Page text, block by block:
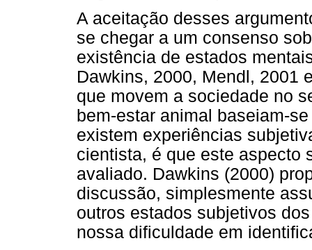
A aceitação desses
se chegar a um consenso
existência de estados
Dawkins, 2000, Mendl, 2001
que movem a sociedade no
bem-estar animal baseiam-
existem experiências
cientista, é que este aspecto
avaliado. Dawkins (2000)
discussão, simplesmente
outros estados subjetivos
nossa dificuldade em